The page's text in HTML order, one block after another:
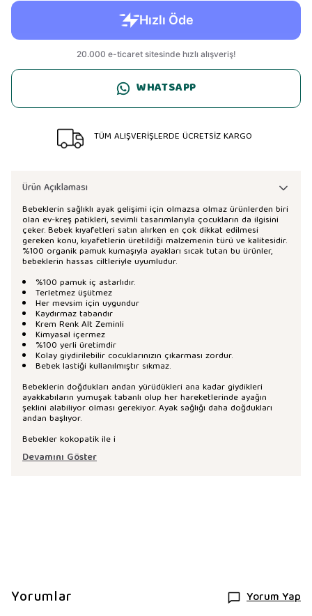
WHATSAPP
TÜM ALIŞVERİŞLERDE ÜCRETSİZ KARGO
Ürün Açıklaması
Bebeklerin sağlıklı ayak gelişimi için olmazsa olmaz ürünlerden biri
olan ev-kreş patikleri, sevimli tasarımlarıyla çocukların da ilgisini
çeker. Bebek kıyafetleri satın alırken en çok dikkat edilmesi
gereken konu, kıyafetlerin üretildiği malzemenin türü ve kalitesidir.
%100 organik pamuk kumaşıyla ayakları sıcak tutan bu ürünler,
bebeklerin hassas ciltleriyle uyumludur.
%100 pamuk iç astarlıdır.
Terletmez üşütmez
Her mevsim için uygundur
Kaydırmaz tabandır
Krem Renk Alt Zeminli
Kimyasal içermez
%100 yerli üretimdir
Kolay giydirilebilir cocuklarınızın çıkarması zordur.
Bebek lastiği kullanılmıştır sıkmaz.
Bebeklerin doğdukları andan yürüdükleri ana kadar giydikleri
ayakkabıların yumuşak tabanlı olup her hareketlerinde ayağın
şeklini alabiliyor olması gerekiyor. Ayak sağlığı daha doğdukları
andan başlıyor.
Bebekler kokopatik ile i
Devamını Göster
Yorumlar Yorum Yap